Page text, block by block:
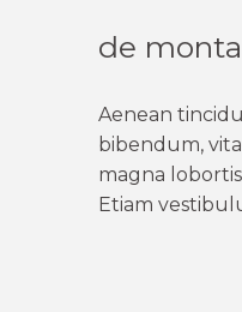
de
Aenean
bibendum,
magna
Etiam